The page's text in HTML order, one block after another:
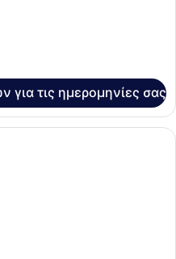
για τις ημερομηνίες σας
Ένα δωμάτιο ξενοδοχείου με ένα